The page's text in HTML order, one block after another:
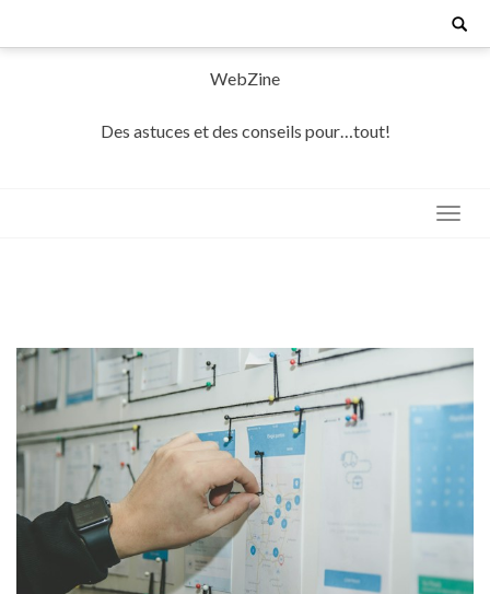
Search
WebZine
Des astuces et des conseils pour…tout!